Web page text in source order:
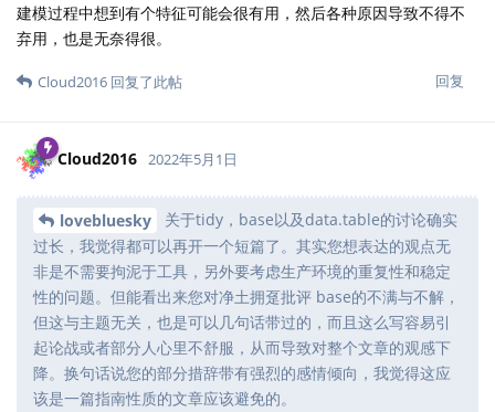
建模过程中想到有个特征可能会很有用，然后各种原因导致不得不
弃用，也是无奈得很。
回复
Cloud2016 回复了此帖
Cloud2016 2022年5月1日
lovebluesky
关于tidy，base以及data.table的讨论确实
过长，我觉得都可以再开一个短篇了。其实您想表达的观点无
非是不需要拘泥于工具，另外要考虑生产环境的重复性和稳定
性的问题。但能看出来您对净土拥趸批评 base的不满与不解，
但这与主题无关，也是可以几句话带过的，而且这么写容易引
起论战或者部分人心里不舒服，从而导致对整个文章的观感下
降。换句话说您的部分措辞带有强烈的感情倾向，我觉得这应
该是一篇指南性质的文章应该避免的。